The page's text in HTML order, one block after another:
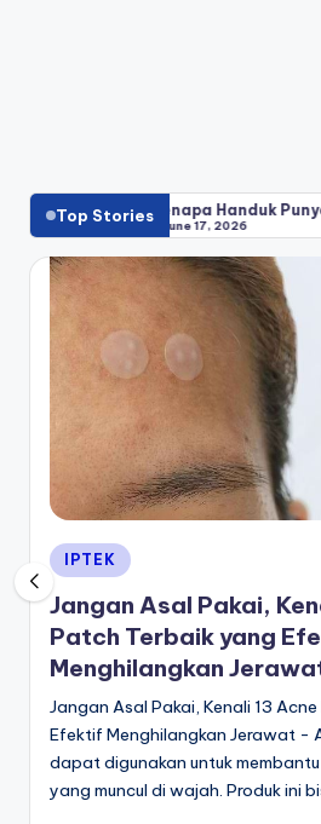
Top Stories
Handuk Punya Garis Panjang di
Posted
in
IPTEK
Jangan Asal Pakai,
Patch Terbaik yang
Menghilangkan
Jangan Asal Pakai, Kenali 13
Efektif Menghilangkan Jerawat -
dapat digunakan untuk
yang muncul di wajah. Produk ini